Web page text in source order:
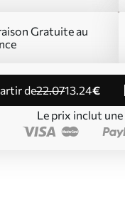
Gratuite au
de22.0713.24€
Le prix inclut une